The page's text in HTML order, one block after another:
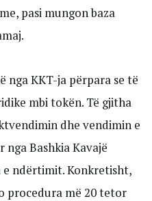
pasi mungon baza
nga KKT-ja përpara se të
mbi tokën. Të gjitha
dhe vendimin e
nga Bashkia Kavajë
e ndërtimit. Konkretisht,
procedura më 20 tetor